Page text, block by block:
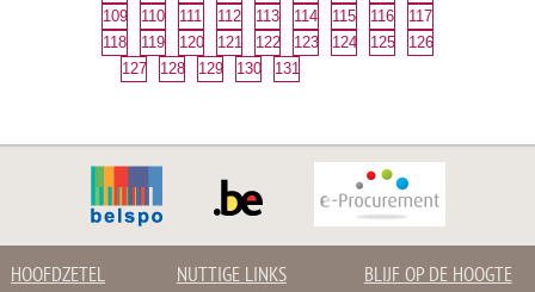
109
110 111 112 113 114 115 116
117
118
119 120 121 122 123 124 125
126
127
128 129 130 131
HOOFDZETEL NUTTIGE LINKS BLIJF OP DE HOOGTE